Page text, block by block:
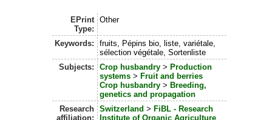
EPrint
Type:
Other
Keywords:
fruits, Pépins bio, liste, variétale,
sélection végétale, Sortenliste
Subjects:
Crop husbandry > Production
systems > Fruit and berries
Crop husbandry > Breeding,
genetics and propagation
Research
affiliation:
Switzerland > FiBL - Research
Institute of Organic Agriculture